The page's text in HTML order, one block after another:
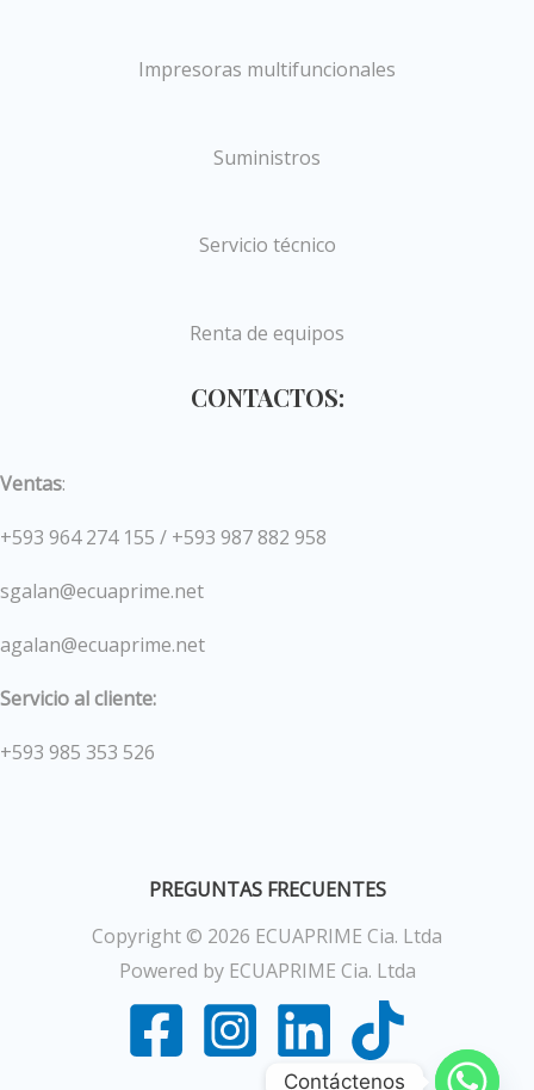
Impresoras multifuncionales
Suministros
Servicio técnico
Renta de equipos
CONTACTOS:
Ventas:
+593 964 274 155 / +593 987 882 958
sgalan@ecuaprime.net
agalan@ecuaprime.net
Servicio al cliente:
+593 985 353 526
PREGUNTAS FRECUENTES
Copyright © 2026 ECUAPRIME Cia. Ltda
Powered by ECUAPRIME Cia. Ltda
Contáctenos